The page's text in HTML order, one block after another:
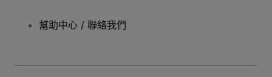
幫助中心 / 聯絡我們